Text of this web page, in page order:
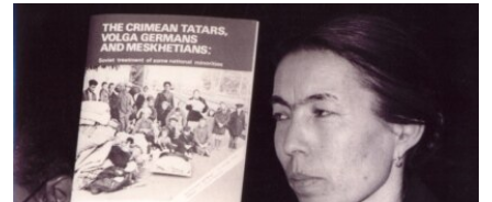
ТЕЛЕПРОЕКТ КРЫМ.РЕАЛИИ
СОВЕТЫ ПРАВОЗАЩИТНИКОВ
ПРОПАВШИЕ БЕЗ ВЕСТИ
ПОБЕДИТЕЛЕЙ НЕ СУДЯТ?
КРЫМ.НЕПОКОРЕННЫЙ
Українською
Qırımtatar
ПРИСОЕДИНЯЙТЕСЬ!